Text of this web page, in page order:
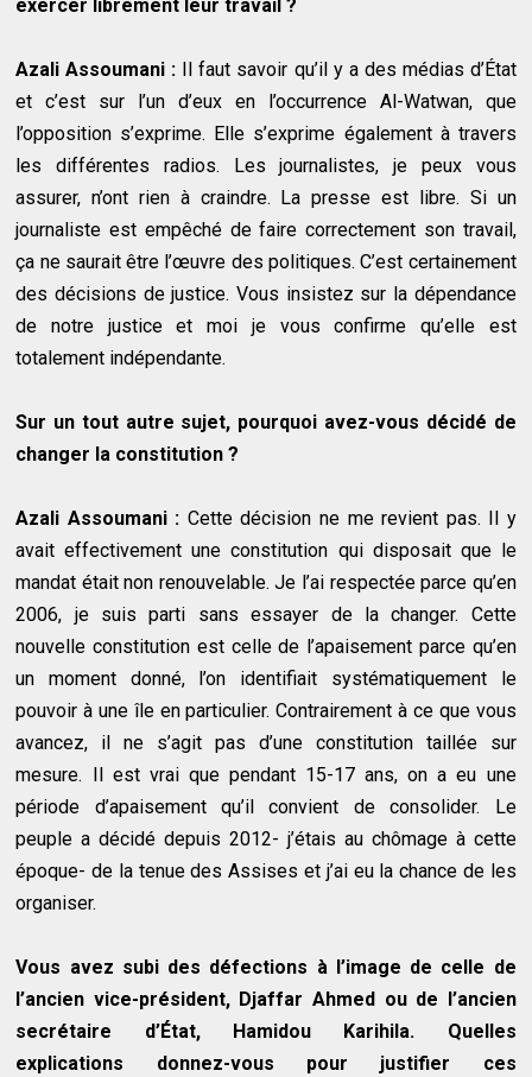
exercer librement leur travail ?
Azali Assoumani : Il faut savoir qu’il y a des médias d’État
et c’est sur l’un d’eux en l’occurrence Al-Watwan, que
l’opposition s’exprime. Elle s’exprime également à travers
les différentes radios. Les journalistes, je peux vous
assurer, n’ont rien à craindre. La presse est libre. Si un
journaliste est empêché de faire correctement son travail,
ça ne saurait être l’œuvre des politiques. C’est certainement
des décisions de justice. Vous insistez sur la dépendance
de notre justice et moi je vous confirme qu’elle est
totalement indépendante.
Sur un tout autre sujet, pourquoi avez-vous décidé de
changer la constitution ?
Azali Assoumani : Cette décision ne me revient pas. Il y
avait effectivement une constitution qui disposait que le
mandat était non renouvelable. Je l’ai respectée parce qu’en
2006, je suis parti sans essayer de la changer. Cette
nouvelle constitution est celle de l’apaisement parce qu’en
un moment donné, l’on identifiait systématiquement le
pouvoir à une île en particulier. Contrairement à ce que vous
avancez, il ne s’agit pas d’une constitution taillée sur
mesure. Il est vrai que pendant 15-17 ans, on a eu une
période d’apaisement qu’il convient de consolider. Le
peuple a décidé depuis 2012- j’étais au chômage à cette
époque- de la tenue des Assises et j’ai eu la chance de les
organiser.
Vous avez subi des défections à l’image de celle de
l’ancien vice-président, Djaffar Ahmed ou de l’ancien
secrétaire d’État, Hamidou Karihila. Quelles
explications donnez-vous pour justifier ces